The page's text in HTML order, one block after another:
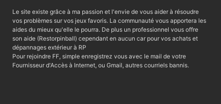
Le site existe grâce à ma passion et l'envie de vous aider à résoudre
vos problèmes sur vos jeux favoris. La communauté vous apportera les
aides du mieux qu'elle le pourra. De plus un professionnel vous offre
son aide (Restorpinball) cependant en aucun car pour vos achats et
dépannages extérieur à RP
Pour rejoindre FF, simple enregistrez vous avec le mail de votre
Fournisseur d'Accès à Internet, ou Gmail, autres courriels bannis.